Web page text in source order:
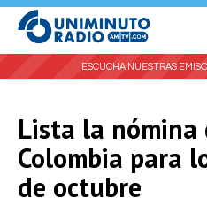
ESCUCHA NUESTRAS
Lista la nómina
Colombia para
de octubre